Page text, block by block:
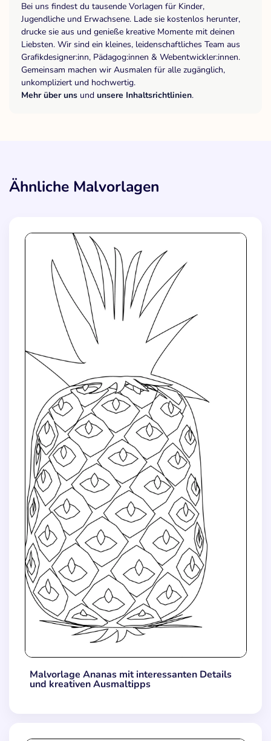
Bei uns findest du tausende Vorlagen für Kinder,
Jugendliche und Erwachsene. Lade sie kostenlos herunter,
drucke sie aus und genieße kreative Momente mit deinen
Liebsten. Wir sind ein kleines, leidenschaftliches Team aus
Grafikdesigner:inn, Pädagog:innen & Webentwickler:innen.
Gemeinsam machen wir Ausmalen für alle zugänglich,
unkompliziert und hochwertig.
Mehr über uns und unsere Inhaltsrichtlinien.
Ähnliche Malvorlagen
Malvorlage Ananas mit interessanten Details
und kreativen Ausmaltipps